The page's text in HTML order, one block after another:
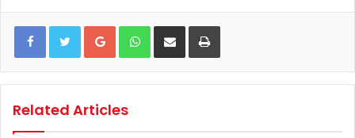
Google+WhatsApp
Share via Email Print
Related Articles